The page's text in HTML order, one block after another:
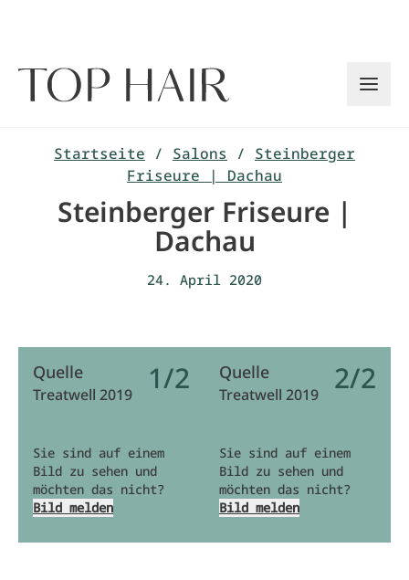
Startseite / Salons / Steinberger
Friseure | Dachau
Steinberger Friseure |
Dachau
24. April 2020
1/2
Quelle
Treatwell 2019
Sie sind auf einem
Bild zu sehen und
möchten das nicht?
Bild melden
2/2
Quelle
Treatwell 2019
Sie sind auf einem
Bild zu sehen und
möchten das nicht?
Bild melden